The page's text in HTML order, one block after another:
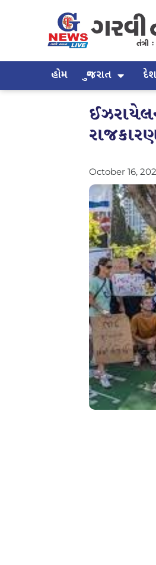
હોમ ગુજરાત દેશ
October 16,